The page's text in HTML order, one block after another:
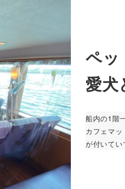
ペッ
愛
船内の1階
カフェマ
が付いて